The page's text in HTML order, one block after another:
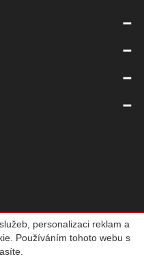
08 621, se sídlem Praha 2,
personalizaci reklam a
Používáním tohoto webu s